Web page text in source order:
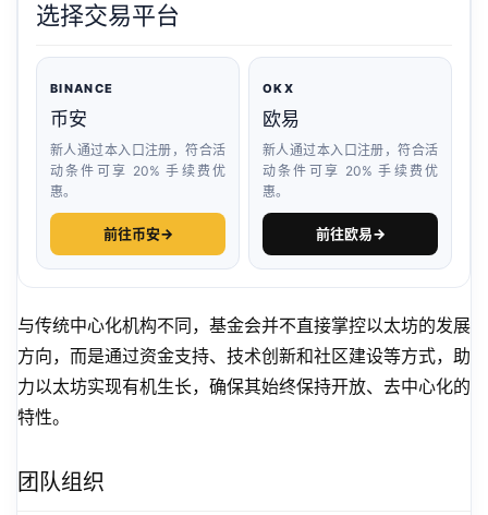
选择交易平台
BINANCE
币安
新人通过本入口注册，符合活
动条件可享 20% 手续费优
惠。
前往币安→
OKX
欧易
新人通过本入口注册，符合活
动条件可享 20% 手续费优
惠。
前往欧易→
与传统中心化机构不同，基金会并不直接掌控以太坊的发展
方向，而是通过资金支持、技术创新和社区建设等方式，助
力以太坊实现有机生长，确保其始终保持开放、去中心化的
特性。
团队组织